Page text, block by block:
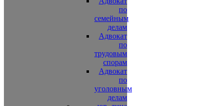
по
семейным
делам
Адвокат
по
трудовым
спорам
Адвокат
по
уголовным
делам